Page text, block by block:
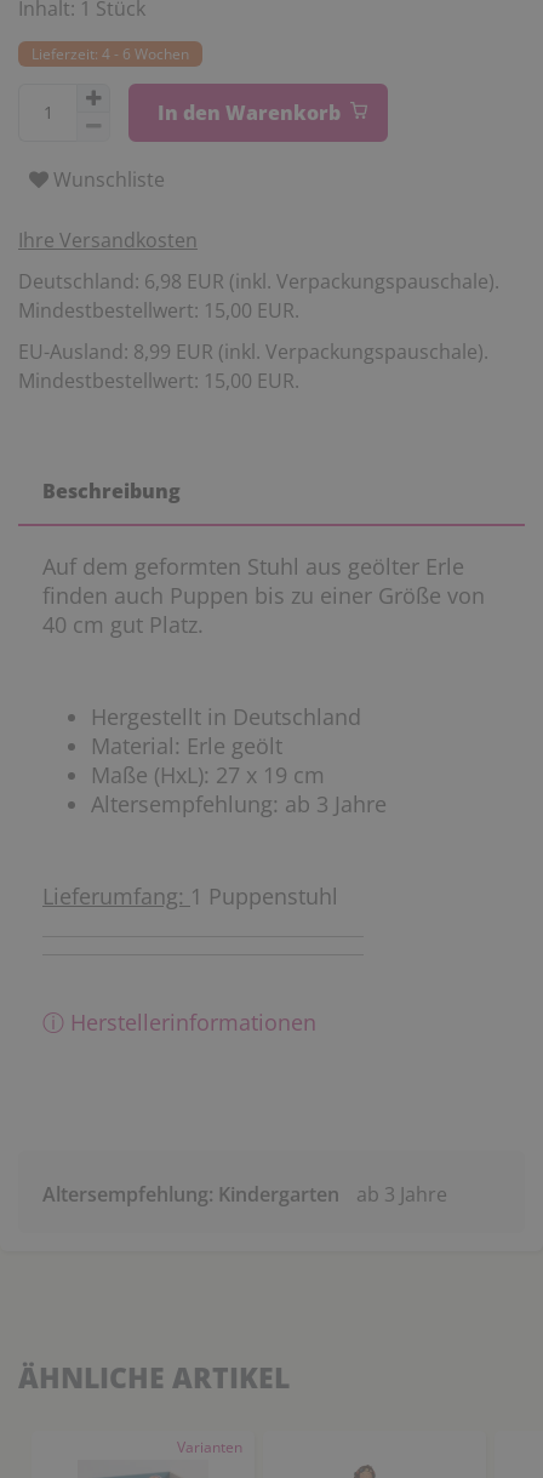
Inhalt: 1 Stück
Lieferzeit: 4 - 6 Wochen
In den Warenkorb
Wunschliste
Ihre Versandkosten
Deutschland: 6,98 EUR (inkl. Verpackungspauschale).
Mindestbestellwert: 15,00 EUR.
EU-Ausland: 8,99 EUR (inkl. Verpackungspauschale).
Mindestbestellwert: 15,00 EUR.
Beschreibung
Auf dem geformten Stuhl aus geölter Erle
finden auch Puppen bis zu einer Größe von
40 cm gut Platz.
Hergestellt in Deutschland
Material: Erle geölt
Maße (HxL): 27 x 19 cm
Altersempfehlung: ab 3 Jahre
Lieferumfang: 1 Puppenstuhl
ⓘ Herstellerinformationen
Altersempfehlung: Kindergarten ab 3 Jahre
ÄHNLICHE ARTIKEL
Varianten